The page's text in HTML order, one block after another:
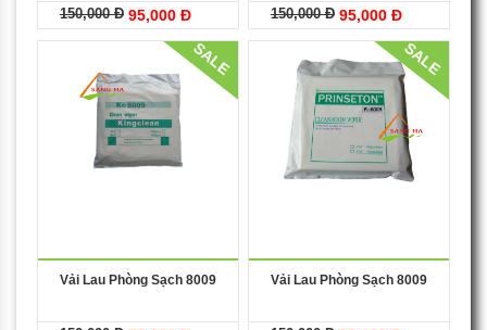
150,000 Đ 95,000 Đ 150,000 Đ 95,000 Đ
SALE
Vải Lau Phòng Sạch 8009
SALE
Vải Lau Phòng Sạch 8009